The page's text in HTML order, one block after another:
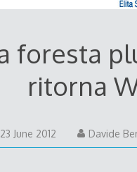
foresta
ritorna
23 June 2012
June
Davide